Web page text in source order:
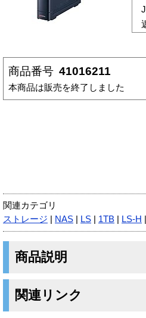
商品番号 41016211
本商品は販売を終了しました
関連カテゴリ
ストレージ
NAS LS 1TB LS-H
商品説明
関連リンク